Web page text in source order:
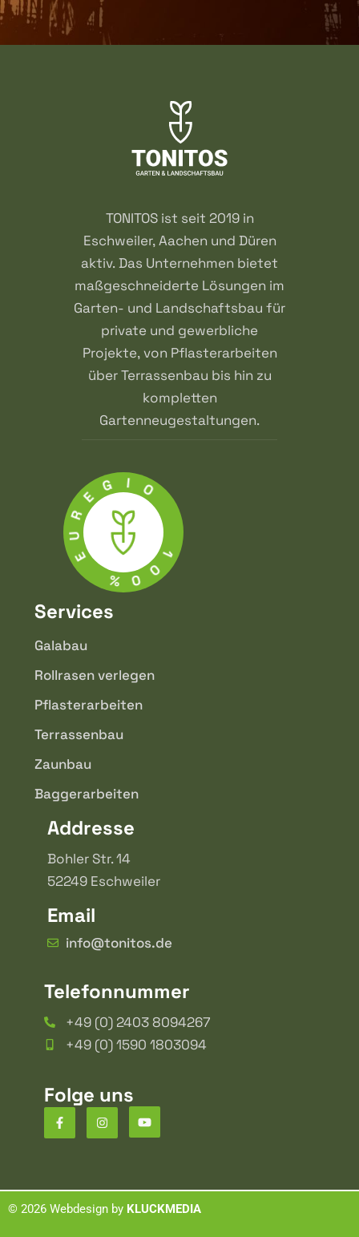
TONITOS ist seit 2019 in
Eschweiler, Aachen und Düren
aktiv. Das Unternehmen bietet
maßgeschneiderte Lösungen im
Garten- und Landschaftsbau für
private und gewerbliche
Projekte, von Pflasterarbeiten
über Terrassenbau bis hin zu
kompletten
Gartenneugestaltungen.
1
0
0
%
E
U
R
E G I
O
Services
Galabau
Rollrasen verlegen
Pflasterarbeiten
Terrassenbau
Zaunbau
Baggerarbeiten
Addresse
Bohler Str. 14
52249 Eschweiler
Email
info@tonitos.de
Telefonnummer
+49 (0) 2403 8094267
+49 (0) 1590 1803094
Folge uns
© 2026 Webdesign by KLUCKMEDIA